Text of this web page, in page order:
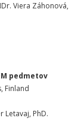
Viera Záhonová,
pedmetov
Finland
Letavaj, PhD.